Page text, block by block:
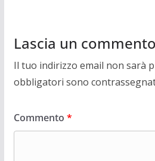
Lascia un commento
Il tuo indirizzo email non sarà
obbligatori sono
Commento *